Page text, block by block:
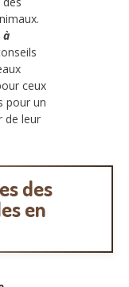
à
ceux
pour un
de leur
des
en